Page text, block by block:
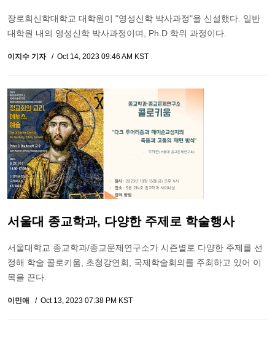
장로회신학대학교 대학원이 "영성신학 박사과정"을 신설했다. 일반
대학원 내의 영성신학 박사과정이며, Ph.D 학위 과정이다.
이지수 기자 Oct 14, 2023 09:46 AM KST
서울대 종교학과, 다양한 주제로 학술행사
서울대학교 종교학과/종교문제연구소가 시즌별로 다양한 주제를 선
정해 학술 콜로키움, 초청강연회, 국제학술회의를 주최하고 있어 이
목을 끈다.
이민애 Oct 13, 2023 07:38 PM KST